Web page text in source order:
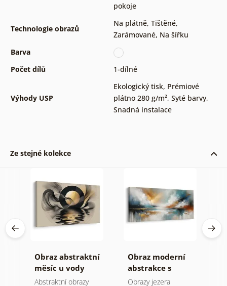
pokoje
Technologie obrazů
Na plátně, Tištěné,
Zarámované, Na šířku
Barva
Počet dílů
1-dílné
Výhody USP
Ekologický tisk, Prémiové
plátno 280 g/m², Syté barvy,
Snadná instalace
Ze stejné kolekce
Obraz abstraktní
měsíc u vody
Abstraktní obrazy
Obraz moderní
abstrakce s
přírodou
Obrazy jezera